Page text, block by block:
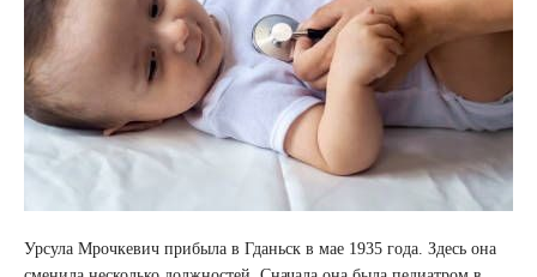
Урсула Мрочкевич прибыла в Гданьск в мае 1935 года. Здесь она